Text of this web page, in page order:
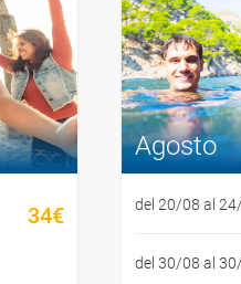
34€
Agosto
del 20/08 al
del 30/08 al